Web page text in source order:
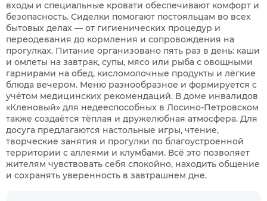
входы и специальные кровати обеспечивают комфорт и
безопасность. Сиделки помогают постояльцам во всех
бытовых делах — от гигиенических процедур и
переодевания до кормления и сопровождения на
прогулках. Питание организовано пять раз в день: каши
и омлеты на завтрак, супы, мясо или рыба с овощными
гарнирами на обед, кисломолочные продукты и лёгкие
блюда вечером. Меню разнообразное и формируется с
учётом медицинских рекомендаций. В доме инвалидов
«Кленовый» для недееспособных в Лосино-Петровском
также создаётся тёплая и дружелюбная атмосфера. Для
досуга предлагаются настольные игры, чтение,
творческие занятия и прогулки по благоустроенной
территории с аллеями и клумбами. Всё это позволяет
жителям чувствовать себя спокойно, находить общение
и сохранять уверенность в завтрашнем дне.